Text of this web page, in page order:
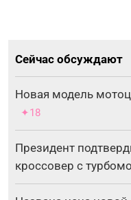
Сейчас обсуждают
Новая модель
✦18
Президент
кроссовер с